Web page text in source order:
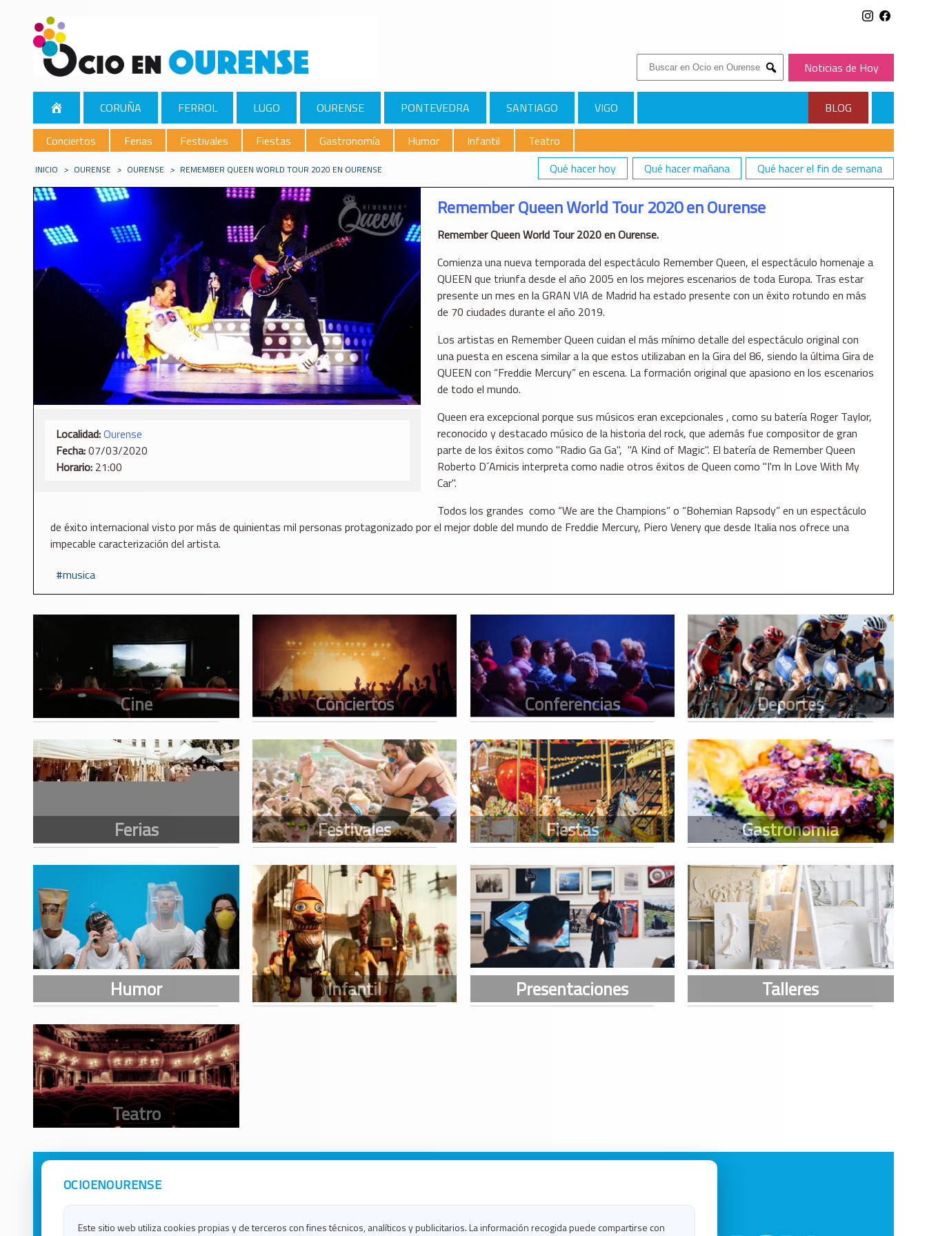
Buscar:
Submit
Noticias de Hoy
CORUÑA FERROL LUGO OURENSE PONTEVEDRA SANTIAGO VIGO
BLOG
Conciertos
Ferias Festivales Fiestas Gastronomía Humor Infantil
Teatro
Qué hacer hoy
Qué hacer mañana Qué hacer el fin de semana
INICIO > OURENSE > OURENSE > REMEMBER QUEEN WORLD TOUR 2020 EN OURENSE
Localidad:Ourense
Fecha:07/03/2020
Horario: 21:00
Remember Queen World Tour 2020 en Ourense
Remember Queen World Tour 2020 en Ourense.
Comienza una nueva temporada del espectáculo Remember Queen, el espectáculo homenaje a
QUEEN que triunfa desde el año 2005 en los mejores escenarios de toda Europa. Tras estar
presente un mes en la GRAN VIA de Madrid ha estado presente con un éxito rotundo en más
de 70 ciudades durante el año 2019.
Los artistas en Remember Queen cuidan el más mínimo detalle del espectáculo original con
una puesta en escena similar a la que estos utilizaban en la Gira del 86, siendo la última Gira de
QUEEN con “Freddie Mercury” en escena. La formación original que apasiono en los escenarios
de todo el mundo.
Queen era excepcional porque sus músicos eran excepcionales , como su batería Roger Taylor,
reconocido y destacado músico de la historia del rock, que además fue compositor de gran
parte de los éxitos como "Radio Ga Ga", "A Kind of Magic". El batería de Remember Queen
Roberto D´Amicis interpreta como nadie otros éxitos de Queen como "I'm In Love With My
Car".
Todos los grandes como “We are the Champions” o “Bohemian Rapsody” en un espectáculo
de éxito internacional visto por más de quinientas mil personas protagonizado por el mejor doble del mundo de Freddie Mercury, Piero Venery que desde Italia nos ofrece una
impecable caracterización del artista.
musica
OCIOENOURENSE
Este sitio web utiliza cookies propias y de terceros con fines técnicos, analíticos y publicitarios. La información recogida puede compartirse con
Avisos Legales
Política de Cookies
Ocio en Lugo